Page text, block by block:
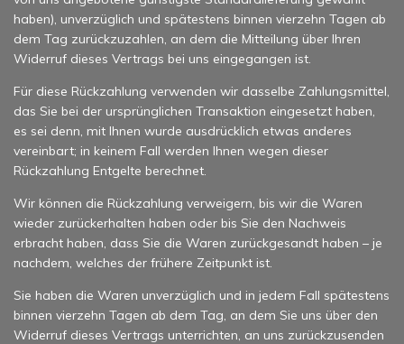
haben), unverzüglich und spätestens binnen vierzehn Tagen ab
dem Tag zurückzuzahlen, an dem die Mitteilung über Ihren
Widerruf dieses Vertrags bei uns eingegangen ist.
Für diese Rückzahlung verwenden wir dasselbe Zahlungsmittel,
das Sie bei der ursprünglichen Transaktion eingesetzt haben,
es sei denn, mit Ihnen wurde ausdrücklich etwas anderes
vereinbart; in keinem Fall werden Ihnen wegen dieser
Rückzahlung Entgelte berechnet.
Wir können die Rückzahlung verweigern, bis wir die Waren
wieder zurückerhalten haben oder bis Sie den Nachweis
erbracht haben, dass Sie die Waren zurückgesandt haben – je
nachdem, welches der frühere Zeitpunkt ist.
Sie haben die Waren unverzüglich und in jedem Fall spätestens
binnen vierzehn Tagen ab dem Tag, an dem Sie uns über den
Widerruf dieses Vertrags unterrichten, an uns zurückzusenden